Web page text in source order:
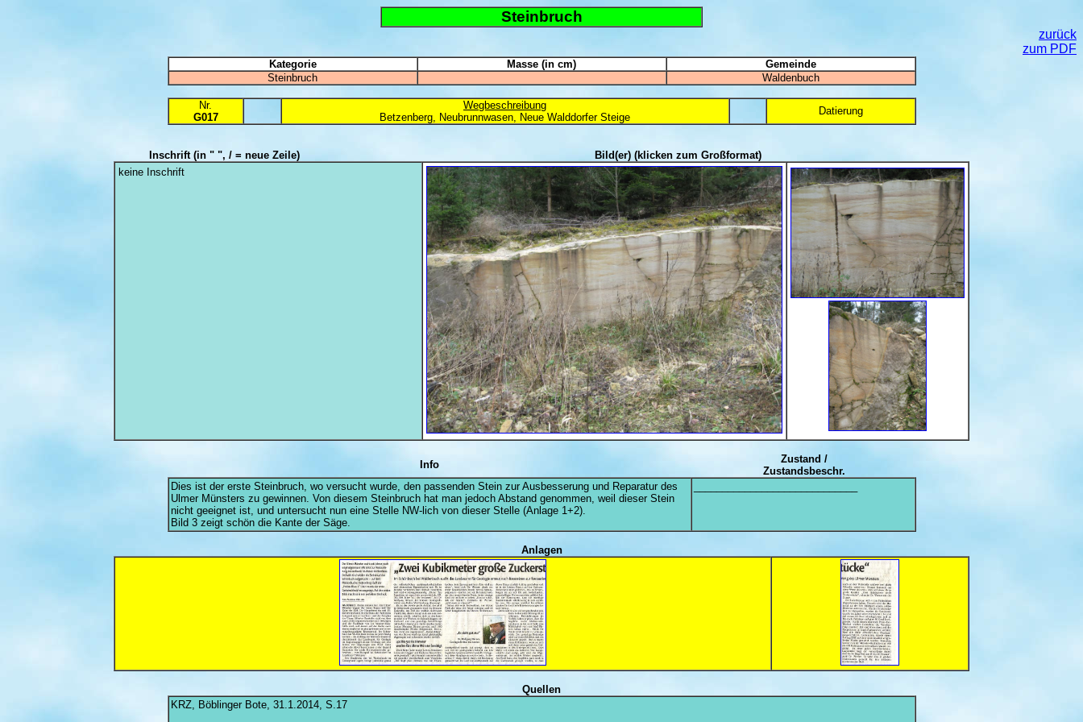
Steinbruch
zurück
zum PDF
Kategorie Masse (in cm)
Gemeinde
Steinbruch
Waldenbuch
Nr.
G017
Wegbeschreibung
Betzenberg, Neubrunnwasen, Neue Walddorfer Steige
Datierung
Inschrift(in " ", / = neue Zeile) Bild(er) (klicken zum Großformat)
keine Inschrift
Info
Zustand /
Zustandsbeschr.
Dies ist der erste Steinbruch, wo versucht wurde, den passenden Stein zur Ausbesserung und Reparatur des
Ulmer Münsters zu gewinnen. Von diesem Steinbruch hat man jedoch Abstand genommen, weil dieser Stein
nicht geeignet ist, und untersucht nun eine Stelle NW-lich von dieser Stelle (Anlage 1+2).
Bild 3 zeigt schön die Kante der Säge.
Anlagen
Quellen
KRZ, Böblinger Bote, 31.1.2014, S.17